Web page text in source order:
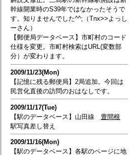
幹線開業時のS39年ではなかったそうで
す。知りませんでした^^;（Tnx>>よっし
ーさん）
【郵便局データベース】市町村のコード
仕様を変更。市町村検索はURL(変数部
分）が変わります。
2009/11/23(Mon)
【記憶に残る郵便局】2局追加。今回は
民営化直後の訪問のおはなしです。
2009/11/17(Tue)
【駅のデータベース】山田線 豊間根
駅写真差し替え
2009/11/16(Mon)
【駅のデータベース】各駅のページに地